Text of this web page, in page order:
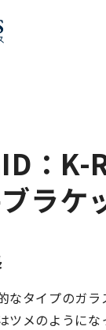
：K-
ラケ
なタイプのガラ
ツメのようにな